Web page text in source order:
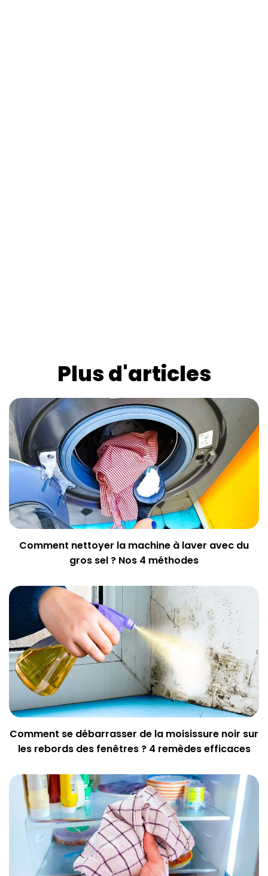
Plus d'articles
Comment nettoyer la machine à laver avec du
gros sel ? Nos 4 méthodes
Comment se débarrasser de la moisissure noir sur
les rebords des fenêtres ? 4 remèdes efficaces